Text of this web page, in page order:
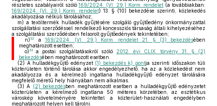
részletes szabályairól szóló169/2024. (VI. 29.) Korm. rendelet (a továbbiakban:
169/2024. (VI. 29.) Korm. rendelet) 13. § (10) bekezdése szerinti, közlekedés
akadályozása nélküli tárolásához;
m) a textiltermék hulladék gyűjtésére szolgáló gyűjtőedény önkormányzattal
szolgáltatási szerződéssel rendelkező koncessziós társaság általi kihelyezéséhez
a szolgáltatási szerződésben felsorolt gyűjtőedények tekintetében;
n)32 a 169/2024. (VI. 29.) Korm. rendelet 21. § (3) bekezdésében
meghatározott esetben;
o)33a postai szolgáltatásokról szóló 2012. évi CLIX. törvény 31. § (2)
bekezdésében meghatározott esetben.
(2) A hulladékgyűjtő edényzet (1) bekezdés k) pontja szerinti időszakon túli
közterületen történő tárolása akkor engedélyezhető, ha az a közlekedést nem
akadályozza és a kérelmező ingatlana hulladékgyűjtő edényzet tárolására
megfelelő méretű hely hiányában nem alkalmas.
(3) A (2) bekezdésben meghatározott esetben a hulladékgyűjtő edényzetet
közterületen a kérelmező ingatlana 50 méteres körzetében, az esztétikus
városkép követelményére tekintettel a közterület-használati engedélyben
meghatározott helyen kell tárolni.